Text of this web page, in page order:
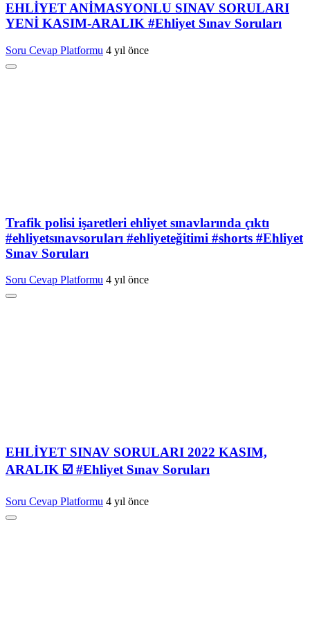
EHLİYET ANİMASYONLU SINAV SORULARI
YENİ KASIM-ARALIK #Ehliyet Sınav Soruları
Soru Cevap Platformu 4 yıl önce
Trafik polisi işaretleri ehliyet sınavlarında çıktı
#ehliyetsınavsoruları #ehliyeteğitimi #shorts #Ehliyet
Sınav Soruları
Soru Cevap Platformu 4 yıl önce
EHLİYET SINAV SORULARI 2022 KASIM,
ARALIK ☑️ #Ehliyet Sınav Soruları
Soru Cevap Platformu 4 yıl önce